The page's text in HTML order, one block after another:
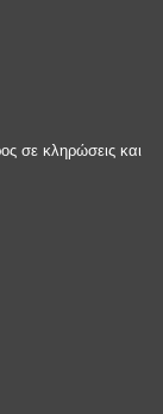
σε κληρώσεις και